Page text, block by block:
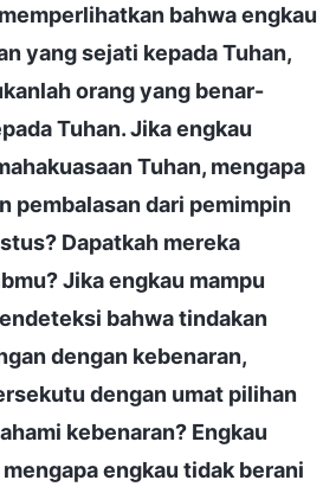
bahwa engkau
yang sejati kepada Tuhan,
orang yang benar-
Tuhan. Jika engkau
Tuhan, mengapa
pembalasan dari pemimpin
Dapatkah mereka
Jika engkau mampu
bahwa tindakan
dengan kebenaran,
dengan umat pilihan
kebenaran? Engkau
engkau tidak berani